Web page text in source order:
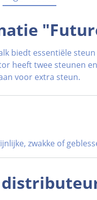
biedt essentiële
heeft twee steunen
voor extra steun.
zwakke of